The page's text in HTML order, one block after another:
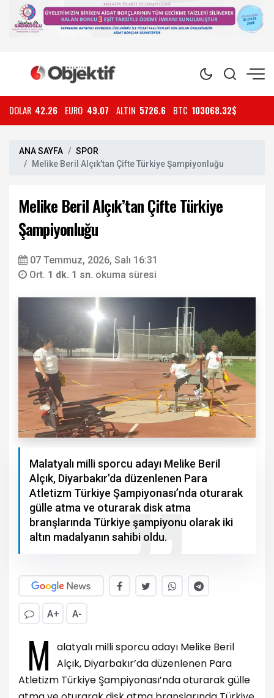
DOLAR 42.26 EURO 49.07 ALTIN 5726.6 BTC 103068.32$
ANA SAYFA
SPOR
Melike Beril Alçık’tan Çifte Türkiye Şampiyonluğu
Melike Beril Alçık’tan Çifte Türkiye
Şampiyonluğu
07 Temmuz, 2026, Salı 16:31
Ort. 1 dk. 1 sn. okuma süresi
Malatyalı milli sporcu adayı Melike Beril
Alçık, Diyarbakır’da düzenlenen Para
Atletizm Türkiye Şampiyonası’nda oturarak
gülle atma ve oturarak disk atma
branşlarında Türkiye şampiyonu olarak iki
altın madalyanın sahibi oldu.
A+ A-
M
alatyalı milli sporcu adayı Melike Beril
Alçık, Diyarbakır’da düzenlenen Para
Atletizm Türkiye Şampiyonası’nda oturarak gülle